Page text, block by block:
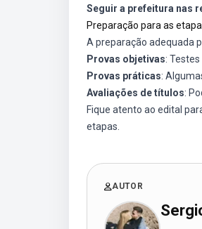
Seguir a prefeitura nas
Preparação para as
A preparação adequada
Provas objetivas:
Provas práticas:
Avaliações de títulos:
Fique atento ao edital
etapas.
AUTOR